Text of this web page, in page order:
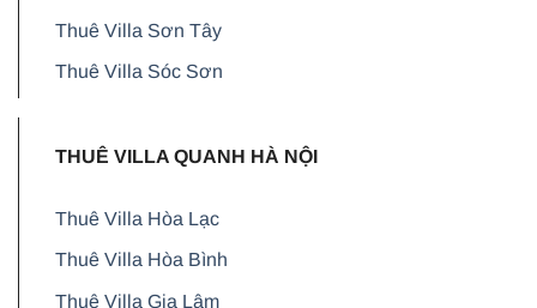
Thuê Villa Sơn Tây
Thuê Villa Sóc Sơn
THUÊ VILLA QUANH HÀ NỘI
Thuê Villa Hòa Lạc
Thuê Villa Hòa Bình
Thuê Villa Gia Lâm